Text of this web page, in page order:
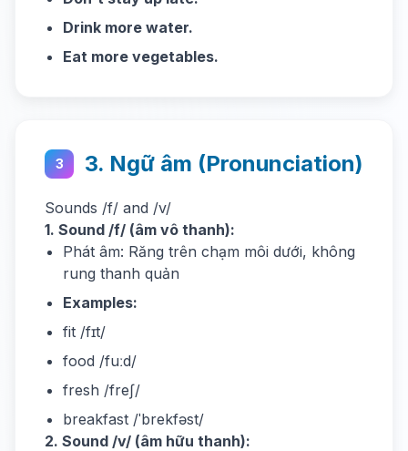
Drink more water.
Eat more vegetables.
3 3. Ngữ âm (Pronunciation)
Sounds /f/ and /v/
1. Sound /f/ (âm vô thanh):
Phát âm: Răng trên chạm môi dưới, không
rung thanh quản
Examples:
fit /fɪt/
food /fuːd/
fresh /freʃ/
breakfast /ˈbrekfəst/
2. Sound /v/ (âm hữu thanh):